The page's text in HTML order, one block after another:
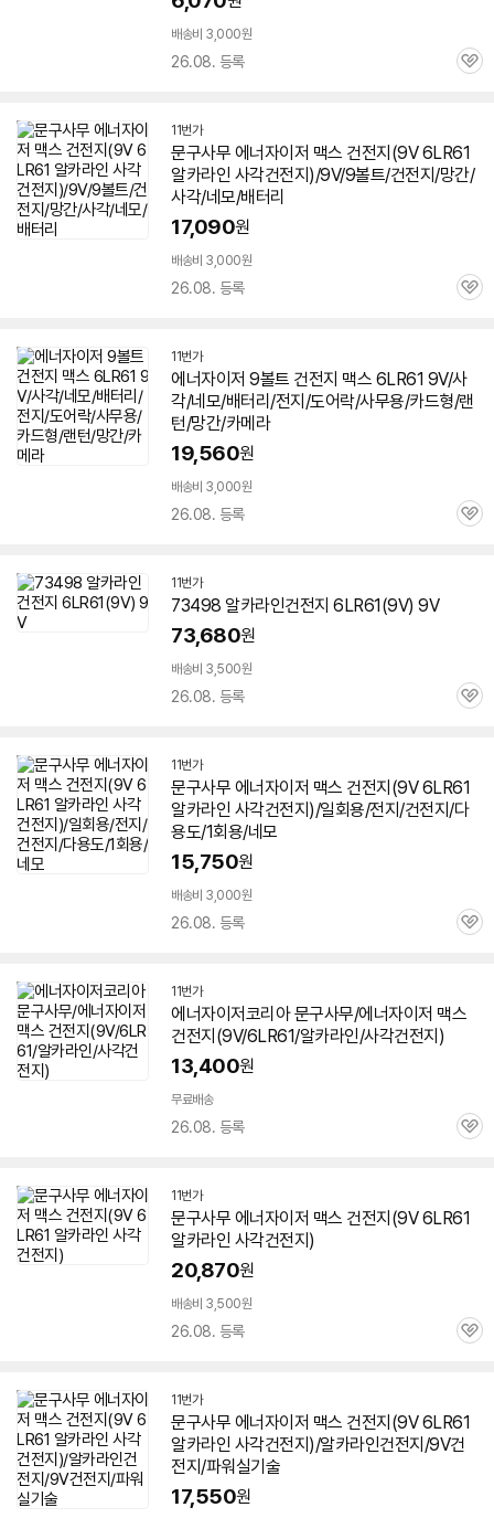
배송비 3,000원
26.08. 등록
관
11번가
문구사무 에너자이저 맥스 건전지(9V6LR61
알카라인 사각건전지)/9V/9볼트/건전지/망간/
사각/네모/배터리
17,090원
배송비 3,000원
26.08. 등록
관
11번가
에너자이저 9볼트 건전지 맥스 6LR61 9V/사
각/네모/배터리/전지/도어락/사무용/카드형/랜
턴/망간/카메라
19,560원
배송비 3,000원
26.08. 등록
관
11번가
73498 알카라인건전지 6LR61(9V) 9V
73,680원
배송비 3,500원
26.08. 등록
관
11번가
문구사무 에너자이저 맥스 건전지(9V6LR61
알카라인 사각건전지)/일회용/전지/건전지/다
용도/1회용/네모
15,750원
배송비 3,000원
26.08. 등록
관
11번가
에너자이저코리아 문구사무/에너자이저 맥스
건전지(9V/6LR61/알카라인/사각건전지)
13,400원
무료배송
26.08. 등록
관
11번가
문구사무 에너자이저 맥스 건전지(9V6LR61
알카라인 사각건전지)
20,870원
배송비 3,500원
26.08. 등록
관
11번가
문구사무 에너자이저 맥스 건전지(9V6LR61
알카라인 사각건전지)/알카라인건전지/9V건
전지/파워실기술
17,550원